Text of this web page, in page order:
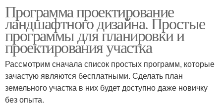
Программа проектирование
ландшафтного дизайна. Простые
программы для планировки и
проектирования участка
Рассмотрим сначала список простых программ, которые
зачастую являются бесплатными. Сделать план
земельного участка в них будет доступно даже новичку
без опыта.